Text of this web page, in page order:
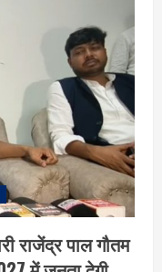
राजेंद्र पाल गौतम